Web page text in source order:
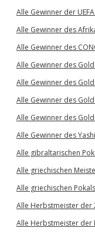
Alle Gewinner der
Alle Gewinner des
Alle Gewinner des
Alle Gewinner des
Alle Gewinner des
Alle Gewinner des
Alle Gewinner des
Alle Gewinner des
Alle gibraltarischen
Alle griechischen
Alle griechischen
Alle Herbstmeister der
Alle Herbstmeister der